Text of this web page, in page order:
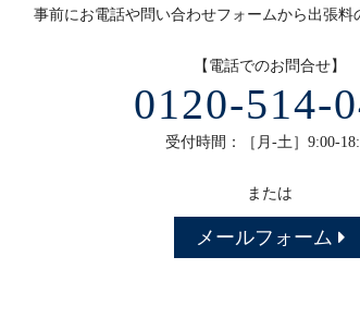
事前にお電話や問い合わせフォームから出張料
【電話でのお問合せ】
0120-514-
受付時間：［月-土］9:00-
または
メールフォーム